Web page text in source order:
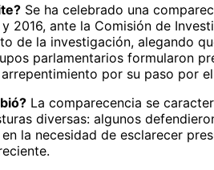
Se ha celebrado una
2016, ante la Comisión de
de la investigación, alegando
parlamentarios formularon
por su paso por
La comparecencia se
diversas: algunos
la necesidad de esclarecer